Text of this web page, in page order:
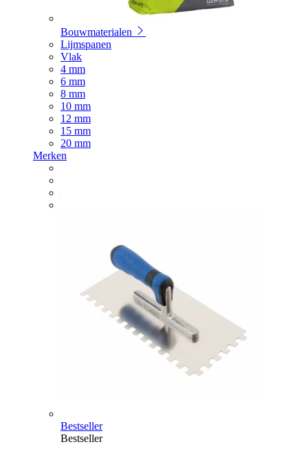
Bouwmaterialen
Lijmspanen
Vlak
4 mm
6 mm
8 mm
10 mm
12 mm
15 mm
20 mm
Merken
Bestseller
Bestseller